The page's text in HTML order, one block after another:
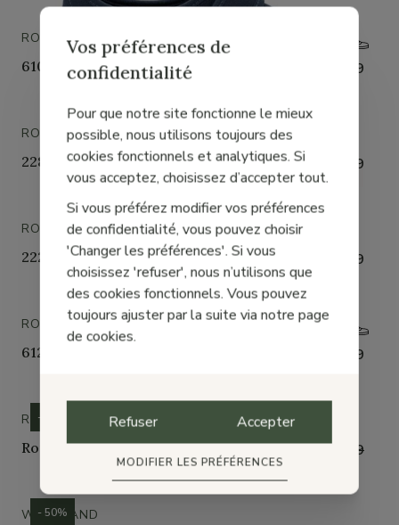
ROHDE
6106 Foggia-d € 54,99
ROHDE
2287 Neustadt-d € 34,99
ROHDE
2222 Ballerup € 49,99
ROHDE
6120 Foggia-d € 49,99
ROMIKA
Romisana 226 € 25,00€ 44,99
- 44%
WESTLAND
- 50%
Vos préférences de
confidentialité
Pour que notre site fonctionne le mieux
possible, nous utilisons toujours des
cookies fonctionnels et analytiques. Si
vous acceptez, choisissez d’accepter tout.
Si vous préférez modifier vos préférences
de confidentialité, vous pouvez choisir
'Changer les préférences'. Si vous
choisissez 'refuser', nous n’utilisons que
des cookies fonctionnels. Vous pouvez
toujours ajuster par la suite via notre page
de cookies.
Refuser Accepter
MODIFIER LES PRÉFÉRENCES